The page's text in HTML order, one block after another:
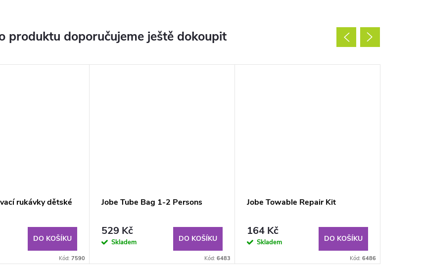
produktu doporučujeme ještě dokoupit
rukávky dětské
DO KOŠÍKU
Kód: 7590
Jobe Tube Bag 1-2 Persons
529 Kč
Skladem DO KOŠÍKU
Kód: 6483
Jobe Towable Repair Kit
164 Kč
Skladem DO KOŠÍKU
Kód: 6486